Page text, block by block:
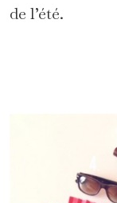
de l’été.